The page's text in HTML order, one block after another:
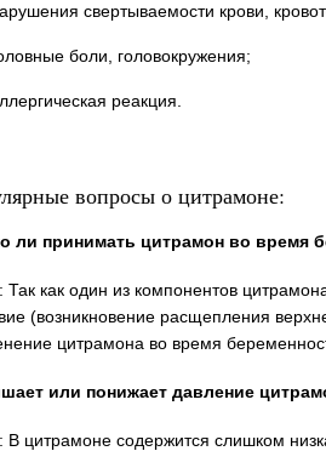
свертываемости крови,
боли, головокружения;
реакция.
вопросы о цитрамоне:
ли принимать цитрамон во время
Так как один из компонентов
(возникновение расщепления
цитрамона во время
или понижает давление
В цитрамоне содержится слишком